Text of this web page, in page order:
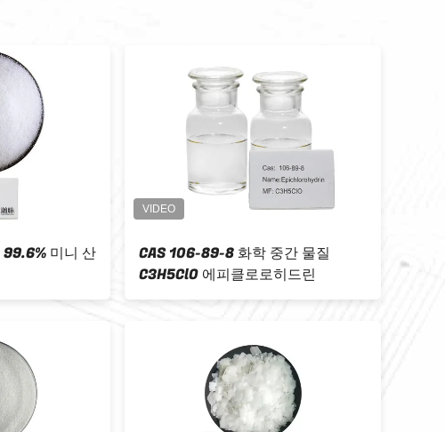
수한 99.5%
트 및 코팅
CAS 번호 1314-13-2 | 산화아연
(ZnO) | 산업용 화학 중간체